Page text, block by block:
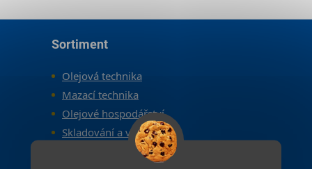
Sortiment
Olejová technika
Mazací technika
Olejové hospodářství
Skladování a výdej nafty
Skladování a výdej AdBlue